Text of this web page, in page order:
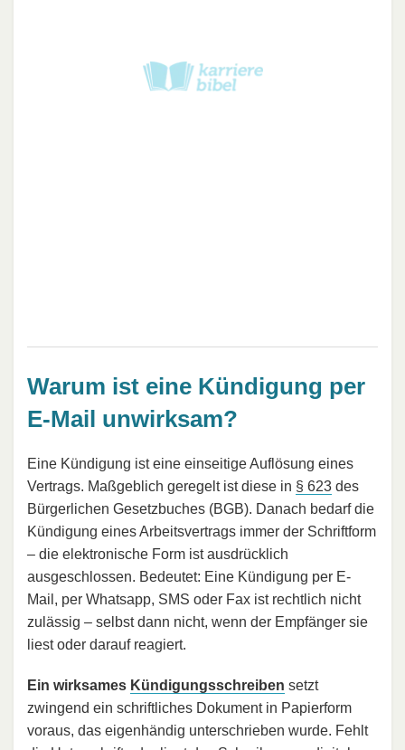
Warum ist eine Kündigung per
E-Mail unwirksam?
Eine Kündigung ist eine einseitige Auflösung eines
Vertrags. Maßgeblich geregelt ist diese in § 623 des
Bürgerlichen Gesetzbuches (BGB). Danach bedarf die
Kündigung eines Arbeitsvertrags immer der Schriftform
– die elektronische Form ist ausdrücklich
ausgeschlossen. Bedeutet: Eine Kündigung per E-
Mail, per Whatsapp, SMS oder Fax ist rechtlich nicht
zulässig – selbst dann nicht, wenn der Empfänger sie
liest oder darauf reagiert.
Ein wirksames Kündigungsschreiben setzt
zwingend ein schriftliches Dokument in Papierform
voraus, das eigenhändig unterschrieben wurde. Fehlt